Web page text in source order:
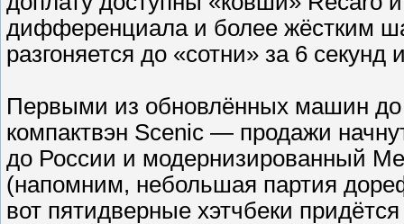
дифференциала и более жёстким
разгоняется до «сотни» за 6
Первыми из обновлённых машин до
компактвэн Scenic — продажи
до России и модернизированный
(напомним, небольшая партия
вот пятидверные хэтчбеки